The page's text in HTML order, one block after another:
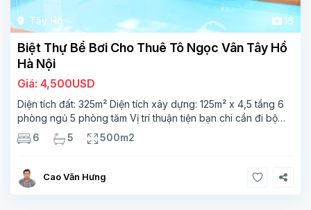
Tây Hồ 16
Biệt Thự Bể Bơi Cho Thuê Tô Ngọc Vân Tây Hồ
Hà Nội
Giá: 4,500USD
Diện tích đất: 325m² Diện tích xây dựng: 125m² x 4,5 tầng 6
phòng ngủ 5 phòng tăm Vị trí thuận tiện bạn chi cần đi bộ
500m là bạn ra đến Hồ Tây, Ngay trung tâm Tây Hồ, gần với
hầu hết
6 5 500m2
Cao Văn Hưng